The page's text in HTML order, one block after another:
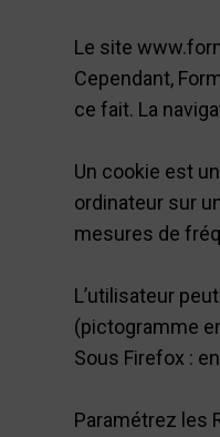
Le site
Cependant,
ce fait. La
Un cookie est
ordinateur sur
mesures de
L’utilisateur
(pictogramme
Sous Firefox :
Paramétrez les